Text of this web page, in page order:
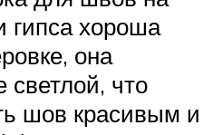
гипса хороша
она
светлой, что
шов красивым и